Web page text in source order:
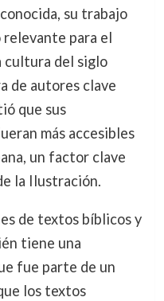
su trabajo
para el
cultura del siglo
de autores clave
que sus
más accesibles
un factor clave
la Ilustración.
de textos bíblicos y
tiene una
fue parte de un
los textos